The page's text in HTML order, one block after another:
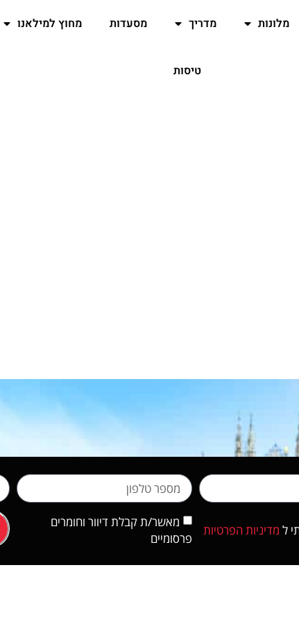
מלונות מדריך מסעדות מחוץ למילאנו
טיסות
ל מדיניות הפרטיות
מאשר/ת קבלת דיוור וחומרים
פרסומיים